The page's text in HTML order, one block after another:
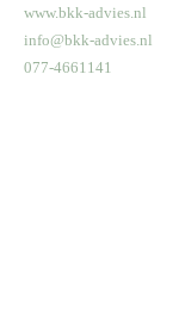
www.bkk-advies.nl
info@bkk-advies.nl
077-4661141